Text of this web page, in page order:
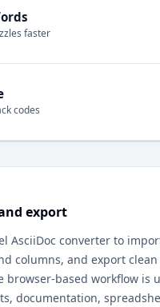
faster
codes
export
AsciiDoc converter to
columns, and export clean
browser-based workflow is
documentation,